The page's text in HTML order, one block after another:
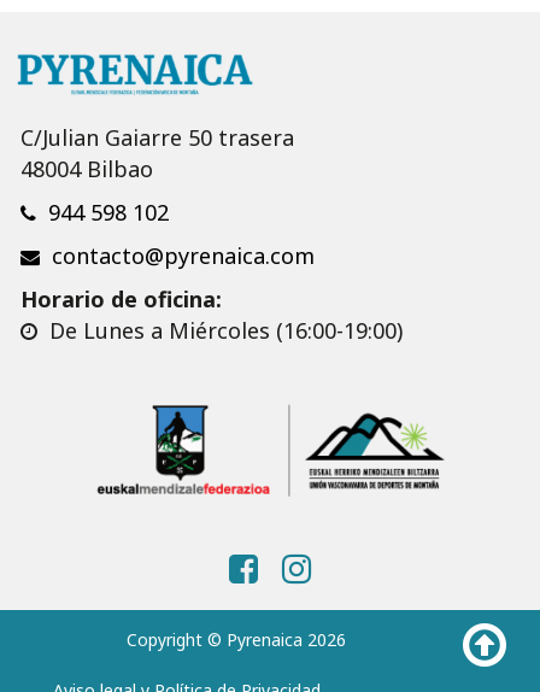
C/Julian Gaiarre 50 trasera
48004 Bilbao
944 598 102
contacto@pyrenaica.com
Horario de oficina:
De Lunes a Miércoles (16:00-19:00)
Copyright © Pyrenaica 2026